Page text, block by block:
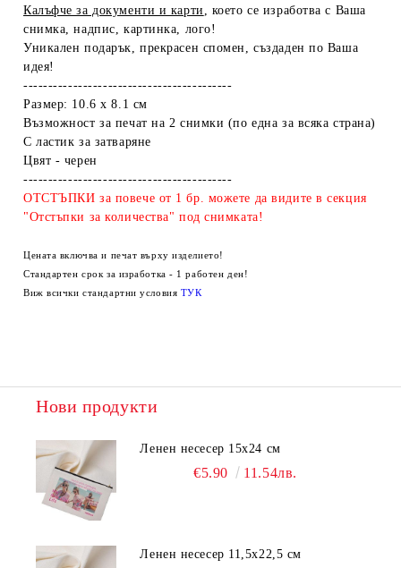
Калъфче за документи и карти , което се изработва с Ваша
снимка, надпис, картинка, лого!
Уникален подарък, прекрасен спомен, създаден по Ваша
идея!
------------------------------------------
Размер: 10.6 х 8.1 см
Възможност за печат на 2 снимки (по една за всяка страна)
С ластик за затваряне
Цвят - черен
------------------------------------------
ОТСТЪПКИ за повече от 1 бр. можете да видите в секция
"Отстъпки за количества" под снимката!
Цената включва и печат върху изделието!
Стандартен срок за изработка - 1 работен ден!
Виж всички стандартни условия ТУК
Нови продукти
Ленен несесер 15х24 см
€5.90 11.54лв.
Ленен несесер 11,5х22,5 см